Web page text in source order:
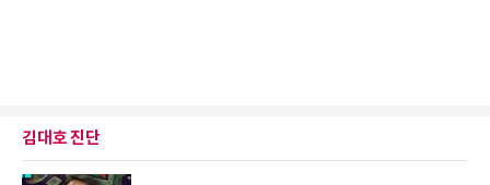
김대호 진단